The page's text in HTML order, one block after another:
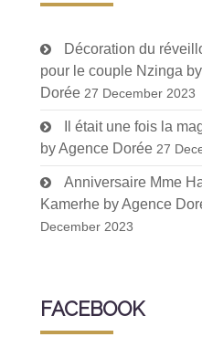
Décoration du
pour le couple Nzinga
Dorée 27 December 2023
Il était une fois la
by Agence Dorée 27
Anniversaire Mme
Kamerhe by Agence
December 2023
FACEBOOK